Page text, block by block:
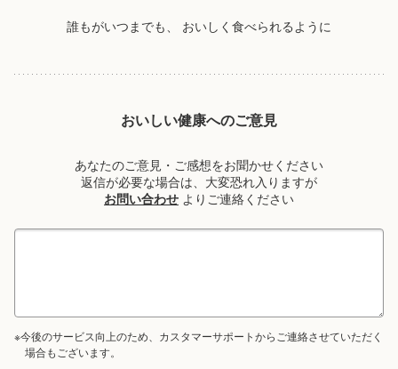
誰もがいつまでも、 おいしく食べられるように
おいしい健康へのご意見
あなたのご意見・ご感想をお聞かせください
返信が必要な場合は、大変恐れ入りますが
お問い合わせ よりご連絡ください
※今後のサービス向上のため、カスタマーサポートからご連絡させていただく
場合もございます。